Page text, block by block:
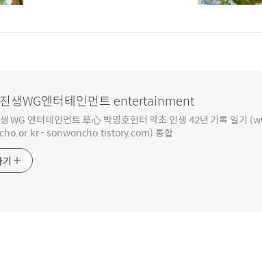
생WG엔터테인먼트 entertainment
WG 엔터테인먼트 草心 박영호헌터 약초 인생 42년 기록 일기
- sonwoncho.tistory.com) 통합